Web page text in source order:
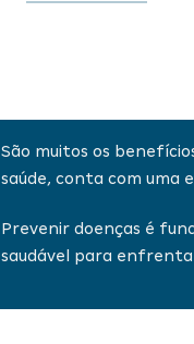
São muitos os
saúde, conta com uma
Prevenir doenças é
saudável para